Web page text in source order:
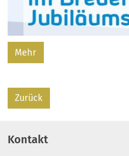
Mehr
Zurück
Kontakt